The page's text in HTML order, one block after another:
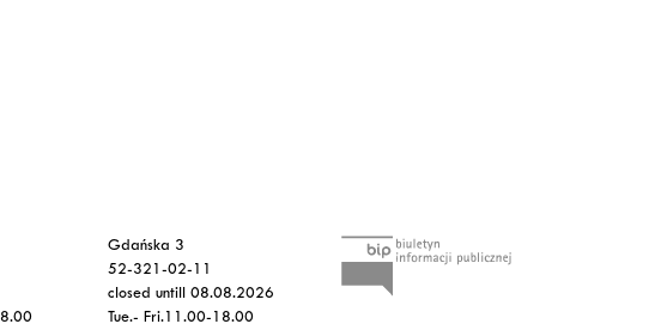
Gdańska 3
52-321-02-11
closed untill 08.08.2026
Tue.- Fri.11.00-18.00